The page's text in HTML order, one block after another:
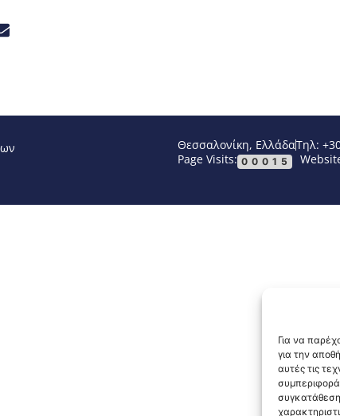
Για να
για την
αυτές τις
Θεσσαλονίκη, ΕλλάδαΤηλ:
Page Visits: 00015